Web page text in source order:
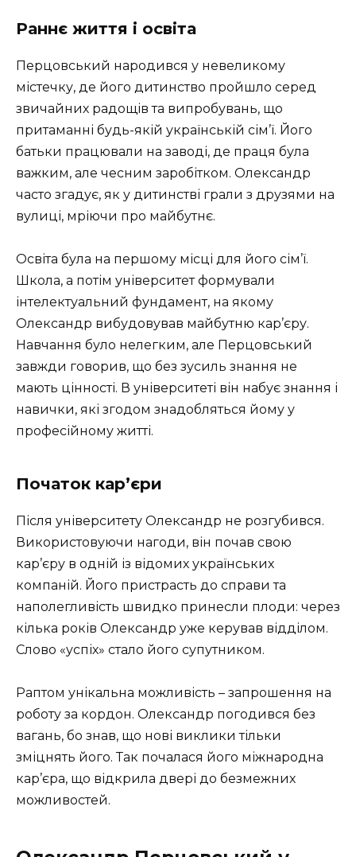
Раннє життя і освіта
Перцовський народився у невеликому
містечку, де його дитинство пройшло серед
звичайних радощів та випробувань, що
притаманні будь-якій українській сім’ї. Його
батьки працювали на заводі, де праця була
важким, але чесним заробітком. Олександр
часто згадує, як у дитинстві грали з друзями на
вулиці, мріючи про майбутнє.
Освіта була на першому місці для його сім’ї.
Школа, а потім університет формували
інтелектуальний фундамент, на якому
Олександр вибудовував майбутню кар’єру.
Навчання було нелегким, але Перцовський
завжди говорив, що без зусиль знання не
мають цінності. В університеті він набує знання і
навички, які згодом знадобляться йому у
професійному житті.
Початок кар’єри
Після університету Олександр не розгубився.
Використовуючи нагоди, він почав свою
кар’єру в одній із відомих українських
компаній. Його пристрасть до справи та
наполегливість швидко принесли плоди: через
кілька років Олександр уже керував відділом.
Слово «успіх» стало його супутником.
Раптом унікальна можливість – запрошення на
роботу за кордон. Олександр погодився без
вагань, бо знав, що нові виклики тільки
зміцнять його. Так почалася його міжнародна
кар’єра, що відкрила двері до безмежних
можливостей.